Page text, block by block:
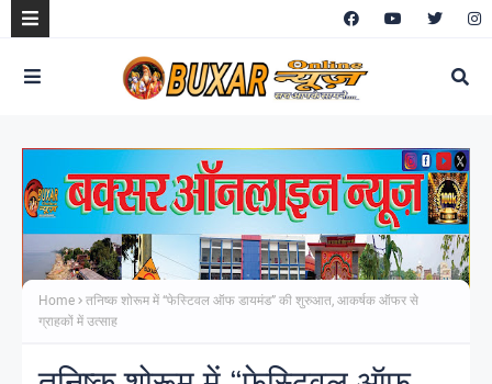
Home
तनिष्क शोरूम में “फेस्टिवल ऑफ डायमंड” की शुरुआत, आकर्षक ऑफर से
ग्राहकों में उत्साह